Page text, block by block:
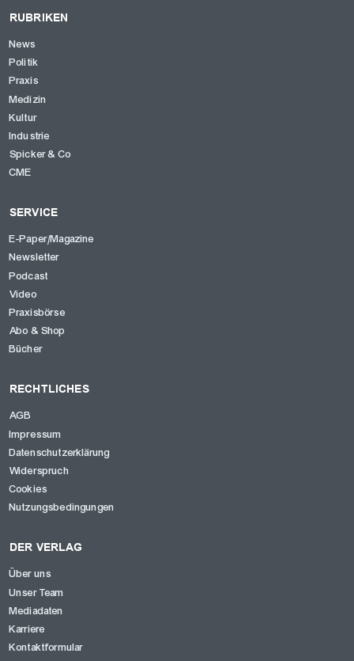
RUBRIKEN
News
Politik
Praxis
Medizin
Kultur
Industrie
Spicker & Co
CME
SERVICE
E-Paper/Magazine
Newsletter
Podcast
Video
Praxisbörse
Abo & Shop
Bücher
RECHTLICHES
AGB
Impressum
Datenschutzerklärung
Widerspruch
Cookies
Nutzungsbedingungen
DER VERLAG
Über uns
Unser Team
Mediadaten
Karriere
Kontaktformular